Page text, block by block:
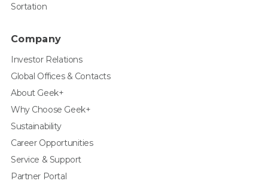
Sortation
Company
Investor Relations
Global Offices & Contacts
About Geek+
Why Choose Geek+
Sustainability
Career Opportunities
Service & Support
Partner Portal